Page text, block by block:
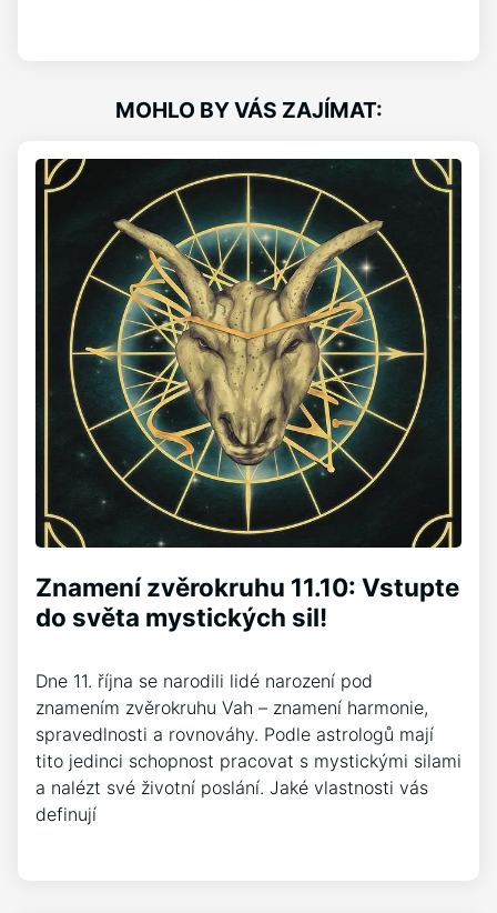
MOHLO BY VÁS ZAJÍMAT:
Znamení zvěrokruhu 11.10: Vstupte
do světa mystických sil!
Dne 11. října se narodili lidé narození pod
znamením zvěrokruhu Vah – znamení harmonie,
spravedlnosti a rovnováhy. Podle astrologů mají
tito jedinci schopnost pracovat s mystickými silami
a nalézt své životní poslání. Jaké vlastnosti vás
definují